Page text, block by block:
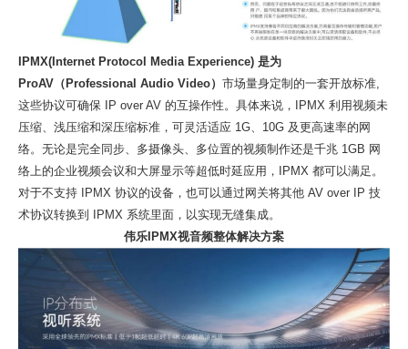
IPMX(Internet Protocol Media Experience) 是为
ProAV（Professional Audio Video） 市场量身定制的一套开放标准,
这些协议可确保 IP over AV 的互操作性。具体来说，IPMX 利用视频未
压缩、浅压缩和深压缩标准，可灵活适应 1G、10G 及更高速率的网
络。无论是完全同步、多摄像头、多位置的视频制作还是千兆 1GB 网
络上的企业视频会议和大屏显示等超低时延应用，IPMX 都可以满足。
对于不支持 IPMX 协议的设备，也可以通过网关将其他 AV over IP 技
术协议转换到 IPMX 系统里面，以实现无缝集成。
伟乐 IPMX视音频整体解决方案